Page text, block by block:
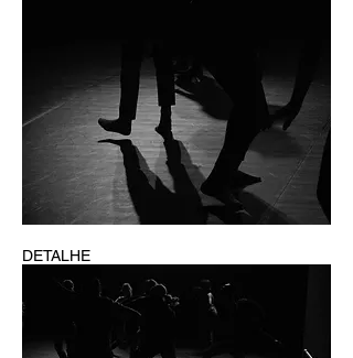
DETALHE